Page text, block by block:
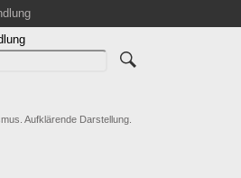
Aufklärende Darstellung.